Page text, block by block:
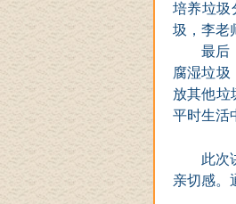
培养垃圾
圾， 李老
最后
腐湿垃圾
放其他垃
平时生活
此次
亲切感。